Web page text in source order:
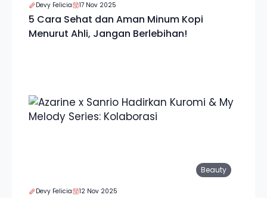
Devy Felicia 17 Nov 2025
5 Cara Sehat dan Aman Minum Kopi
Menurut Ahli, Jangan Berlebihan!
Beauty
Devy Felicia 12 Nov 2025